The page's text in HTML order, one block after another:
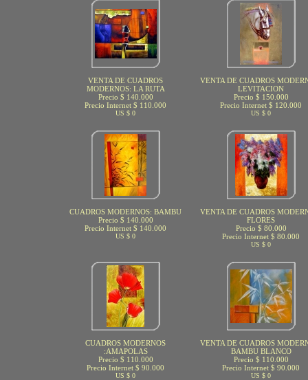
VENTA DE CUADROS
MODERNOS: LA RUTA
Precio $ 140.000
Precio Internet $ 110.000
US $ 0
VENTA DE CUADROS
LEVITACION
Precio $ 150.000
Precio Internet $ 120.000
US $ 0
CUADROS MODERNOS: BAMBU
Precio $ 140.000
Precio Internet $ 140.000
US $ 0
VENTA DE CUADROS
FLORES
Precio $ 80.000
Precio Internet $ 80.000
US $ 0
CUADROS MODERNOS
:AMAPOLAS
Precio $ 110.000
Precio Internet $ 90.000
US $ 0
VENTA DE CUADROS
BAMBU BLANCO
Precio $ 110.000
Precio Internet $ 90.000
US $ 0